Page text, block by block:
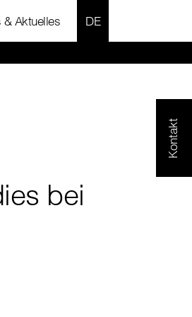
& Aktuelles SPRACHE
Kontakt
bei